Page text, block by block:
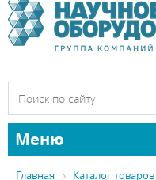
Меню
Главная Каталог товаров